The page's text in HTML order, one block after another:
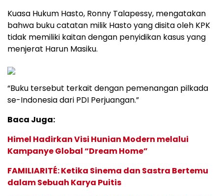
Kuasa Hukum Hasto, Ronny Talapessy, mengatakan
bahwa buku catatan milik Hasto yang disita oleh KPK
tidak memiliki kaitan dengan penyidikan kasus yang
menjerat Harun Masiku.
“Buku tersebut terkait dengan pemenangan pilkada
se-Indonesia dari PDI Perjuangan.”
Baca Juga:
Himel Hadirkan Visi Hunian Modern melalui
Kampanye Global “Dream Home”
FAMILIARITÉ: Ketika Sinema dan Sastra Bertemu
dalam Sebuah Karya Puitis